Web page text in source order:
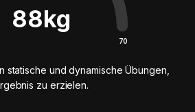
88kg
70
statische und dynamische Übungen,
zu erzielen.